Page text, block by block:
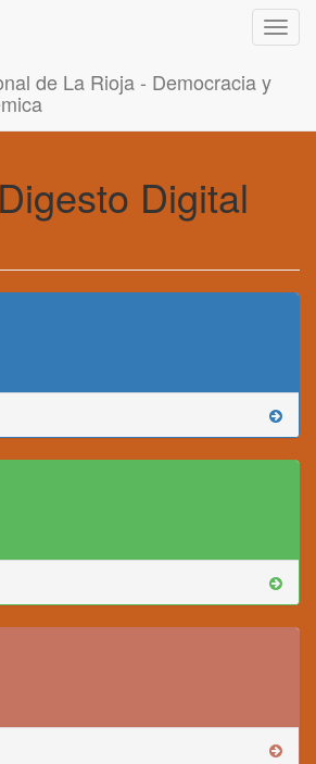
de La Rioja - Democracia y
Digital